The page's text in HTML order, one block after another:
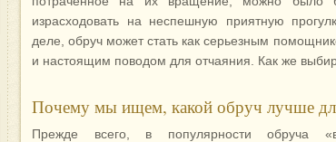
израсходовать на неспешную приятную
деле, обруч может стать как серьезным
и настоящим поводом для отчаяния. Как же
Почему мы ищем, какой обруч лучше
Прежде всего, в популярности обруча